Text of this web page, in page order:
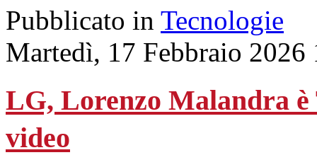
Pubblicato in Tecnologie
Martedì, 17 Febbraio 2026
LG, Lorenzo Malandra è
video